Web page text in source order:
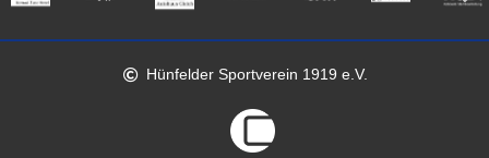
Hünfelder Sportverein 1919 e.V.